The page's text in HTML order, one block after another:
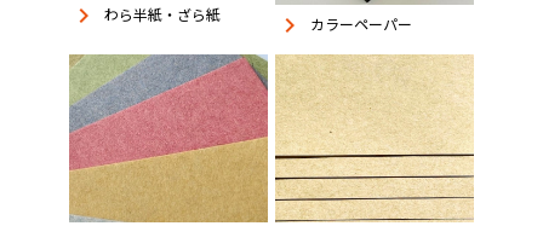
keyboard_arrow_right わら半紙・ざら紙 keyboard_arrow_right カラーペーパー